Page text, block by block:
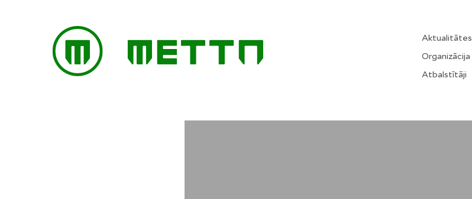
Aktualitātes
Organizācija
Atbalstītāji